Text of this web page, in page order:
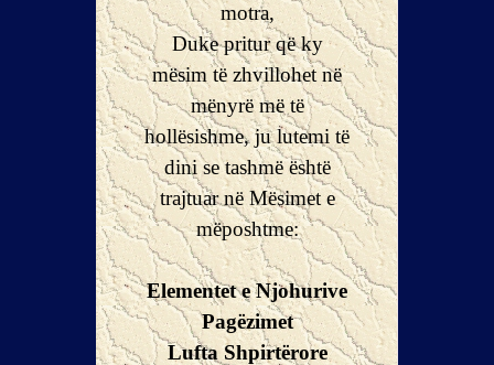
motra,
Duke pritur që ky
mësim të zhvillohet në
mënyrë më të
hollësishme, ju lutemi të
dini se tashmë është
trajtuar në Mësimet e
mëposhtme:
Elementet e Njohurive
Pagëzimet
Lufta Shpirtërore